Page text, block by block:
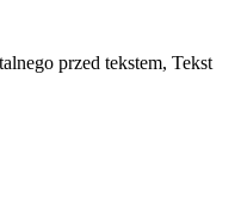
przed tekstem, Tekst